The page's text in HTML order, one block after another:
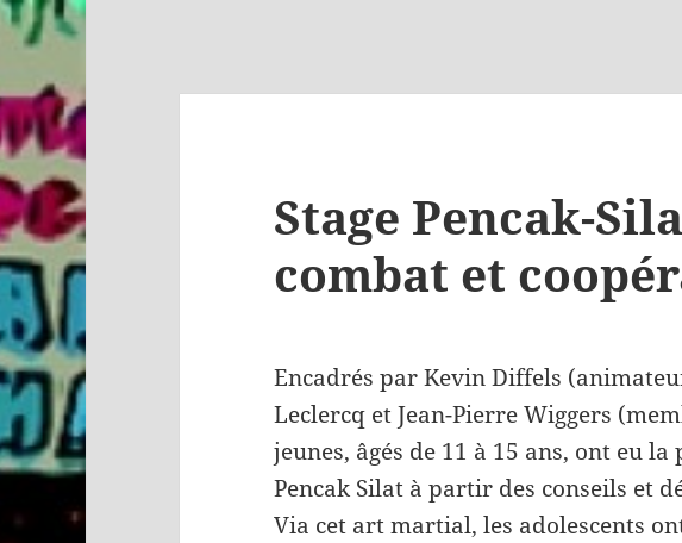
Stage Pencak-
combat et
Encadrés par Kevin Diffels
Leclercq et Jean-Pierre Wiggers
jeunes, âgés de 11 à 15 ans, ont eu
Pencak Silat à partir des conseils et
Via cet art martial, les adolescents